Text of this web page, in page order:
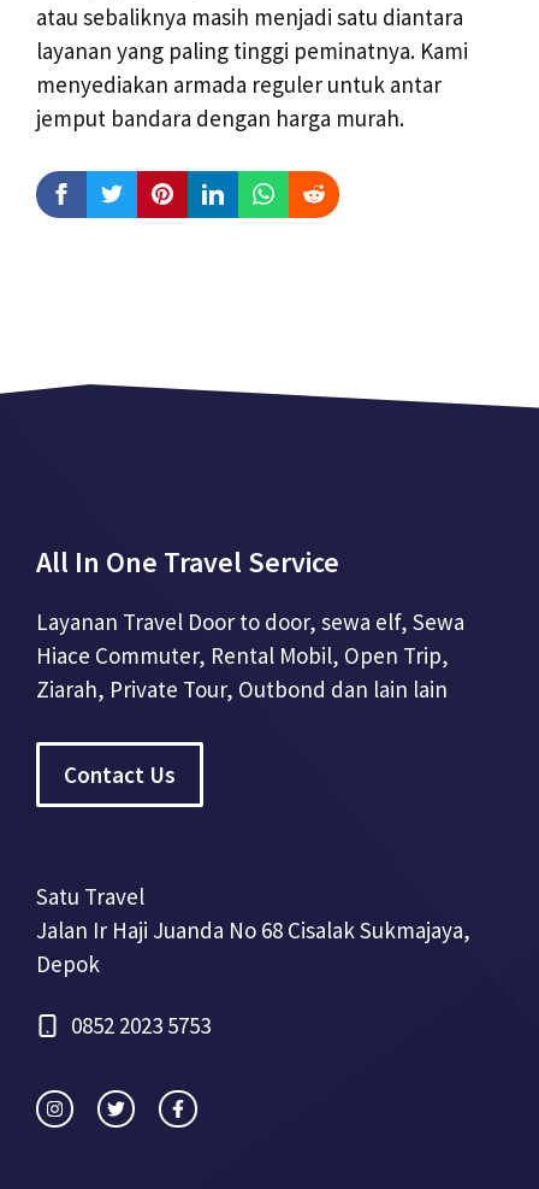
atau sebaliknya masih menjadi satu diantara
layanan yang paling tinggi peminatnya. Kami
menyediakan armada reguler untuk antar
jemput bandara dengan harga murah.
All In One Travel Service
Layanan Travel Door to door, sewa elf, Sewa
Hiace Commuter, Rental Mobil, Open Trip,
Ziarah, Private Tour, Outbond dan lain lain
Contact Us
Satu Travel
Jalan Ir Haji Juanda No 68 Cisalak Sukmajaya,
Depok
0852 2023 5753